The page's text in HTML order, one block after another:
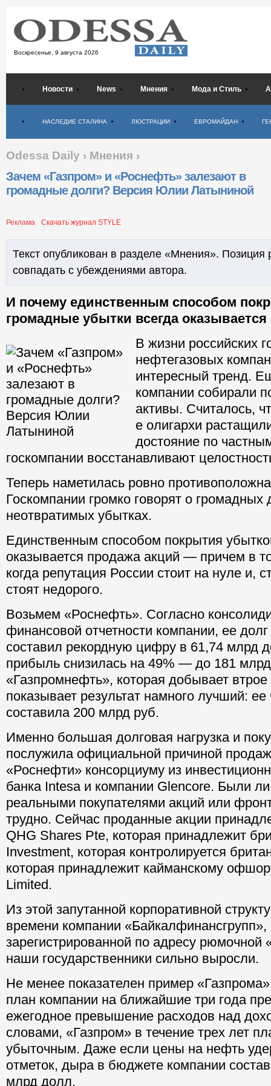
Воскресенье, 9 августа 2026
Новости News Мнения Мода и Стиль
НАСЛЕДИЕ СТАЛИНА ЛЮСТРАЦИИ ЕВРОМАЙДАН
Odessa Daily › Мнения ›
Зачем «Газпром» и «Роснефть» залезают в
громадные долги? Версия Юлии Латыниной
Реклама Скачать журнал STYLE
Текст опубликован в разделе «Мнения». Позиция
совпадать с убеждениями автора.
И почему единственным способом
громадные убытки всегда
В жизни российских
нефтегазовых
интересный тренд.
компании собирали
активы. Считалось,
е олигархи
достояние по
госкомпании восстанавливают
Теперь наметилась ровно
Госкомпании громко говорят о громадных
неотвратимых убытках.
Единственным способом покрытия
оказывается продажа акций — причем в
когда репутация России стоит на нуле и,
стоят недорого.
Возьмем «Роснефть». Согласно
финансовой отчетности компании, ее долг
составил рекордную цифру в 61,74 млрд
прибыль снизилась на 49% — до 181
«Газпромнефть», которая добывает
показывает результат намного лучший:
составила 200 млрд руб.
Именно большая долговая нагрузка и
послужила официальной причиной
«Роснефти» консорциуму из
банка Intesa и компании Glencore. Были
реальными покупателями акций или
трудно. Сейчас проданные акции
QHG Shares Pte, которая принадлежит
Investment, которая контролируется
которая принадлежит кайманскому
Limited.
Из этой запутанной корпоративной
времени компании «Байкалфинансгрупп»,
зарегистрированной по адресу рюмочной
наши государственники сильно выросли.
Не менее показателен пример «Газпрома»
план компании на ближайшие три года
ежегодное превышение расходов над
словами, «Газпром» в течение трех лет
убыточным. Даже если цены на нефть
отметок, дыра в бюджете компании
млрд долл.